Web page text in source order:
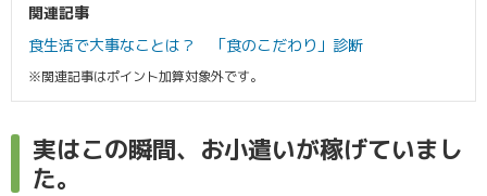
関連記事
食生活で大事なことは？ 「食のこだわり」診断
※関連記事はポイント加算対象外です。
実はこの瞬間、お小遣いが稼げていまし
た。